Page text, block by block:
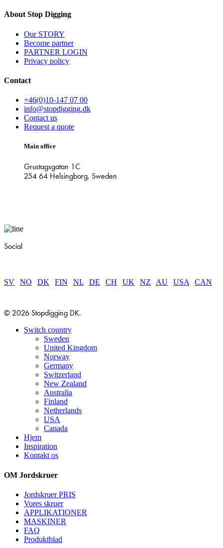
About Stop Digging
Our STORY
Become partner
PARTNER LOGIN
Privacy policy
Contact
+46(0)10-147 07 00
info@stopdigging.dk
Contact us
Request a quote
Main office
Grustagsgatan 1C
254 64 Helsingborg, Sweden
Social
SV NO DK FIN NL DE CH UK NZ AU USA CAN
© 2026 Stopdigging DK.
Close
Switch country
Sweden
United Kingdom
Norway
Germany
Switzerland
New Zealand
Australia
Finland
Netherlands
USA
Canada
Hjem
Inspiration
Kontakt os
OM Jordskruer
Jordskruer PRIS
Vores skruer
APPLIKATIONER
MASKINER
FAQ
Produktblad